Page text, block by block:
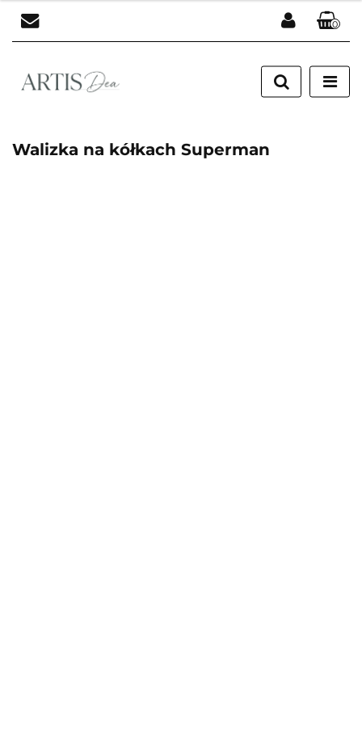
Zaloguj się
Zarejestruj się
0
Walizka na kółkach Superman